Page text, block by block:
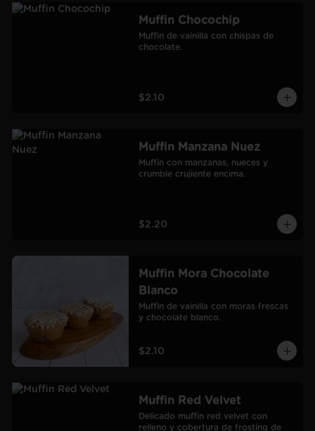
Muffin Chocochip
Muffin de vainilla con chispas de
chocolate.
$2.10
Muffin Manzana Nuez
Muffin con manzanas, nueces y
crumble crujiente encima.
$2.20
Muffin Mora Chocolate
Blanco
Muffin de vainilla con moras frescas
y chocolate blanco.
$2.10
Muffin Red Velvet
Delicado muffin red velvet con
relleno y cobertura de frosting de